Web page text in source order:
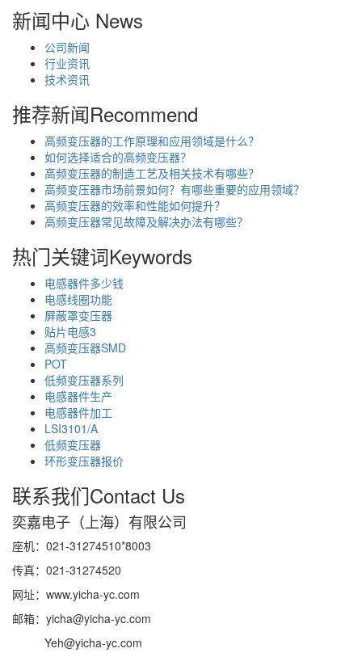
新闻中心 News
公司新闻
行业资讯
技术资讯
推荐新闻Recommend
高频变压器的工作原理和应用领域是什么？
如何选择适合的高频变压器？
高频变压器的制造工艺及相关技术有哪些？
高频变压器市场前景如何？有哪些重要的应用领域？
高频变压器的效率和性能如何提升？
高频变压器常见故障及解决办法有哪些？
热门关键词Keywords
电感器件多少钱
电感线圈功能
屏蔽罩变压器
贴片电感3
高频变压器SMD
POT
低频变压器系列
电感器件生产
电感器件加工
LSI3101/A
低频变压器
环形变压器报价
联系我们Contact Us
奕嘉电子（上海）有限公司
座机：021-31274510*8003
传真：021-31274520
网址：www.yicha-yc.com
邮箱：yicha@yicha-yc.com
Yeh@yicha-yc.com